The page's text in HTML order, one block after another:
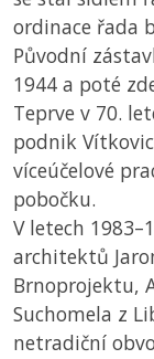
ordinace řada
Původní
1944 a poté
Teprve v 70.
podnik
víceúčelové
pobočku.
V letech
architektů
Brnoprojektu,
Suchomela z
netradiční